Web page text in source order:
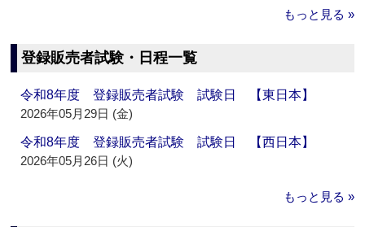
もっと見る »
登録販売者試験・日程一覧
令和8年度 登録販売者試験 試験日 【東日本】
2026年05月29日 (金)
令和8年度 登録販売者試験 試験日 【西日本】
2026年05月26日 (火)
もっと見る »